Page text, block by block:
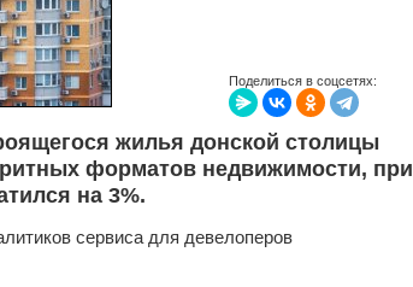
Поделиться в соцсетях:
жилья донской столицы
форматов недвижимости, при
на 3%.
сервиса для девелоперов